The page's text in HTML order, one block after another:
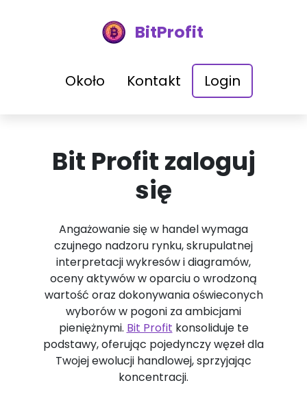
BitProfit
Około Kontakt Login
Bit Profit zaloguj
się
Angażowanie się w handel wymaga
czujnego nadzoru rynku, skrupulatnej
interpretacji wykresów i diagramów,
oceny aktywów w oparciu o wrodzoną
wartość oraz dokonywania oświeconych
wyborów w pogoni za ambicjami
pieniężnymi. Bit Profit konsoliduje te
podstawy, oferując pojedynczy węzeł dla
Twojej ewolucji handlowej, sprzyjając
koncentracji.